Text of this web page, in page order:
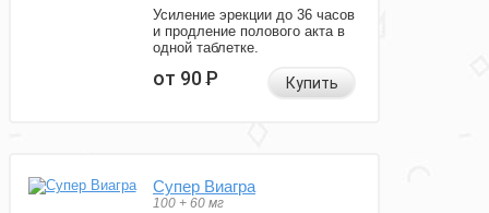
Усиление эрекции до 36 часов
и продление полового акта в
одной таблетке.
от 90Р Купить
Супер Виагра
100 + 60 мг